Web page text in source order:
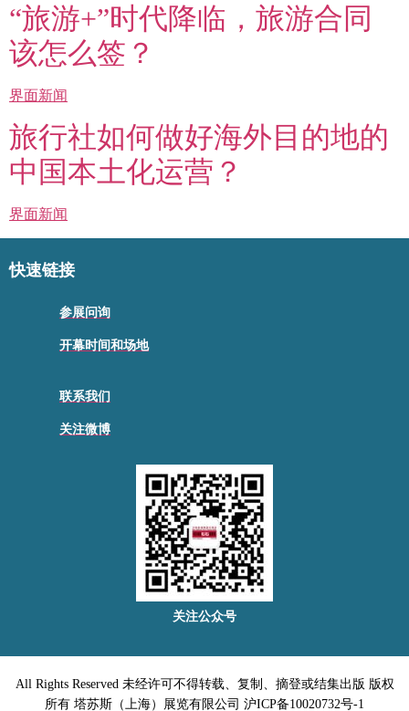
“旅游+”时代降临，旅游合同
该怎么签？
界面新闻
旅行社如何做好海外目的地的
中国本土化运营？
界面新闻
快速链接
参展问询
开幕时间和场地
联系我们
关注微博
关注公众号
All Rights Reserved 未经许可不得转载、复制、摘登或结集出版 版权
所有 塔苏斯（上海）展览有限公司 沪ICP备10020732号-1